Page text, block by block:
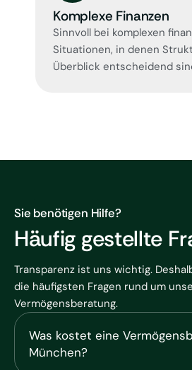
Komplexe Finanzen
Sinnvoll bei komplexen
Situationen, in denen
Überblick entscheidend
Sie benötigen Hilfe?
Häufig gestellte
Transparenz ist uns wichtig.
die häufigsten Fragen rund um
Vermögensberatung.
Was kostet eine
München?